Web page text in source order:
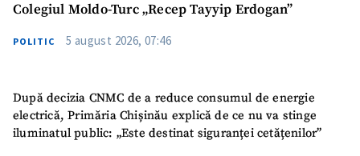
Colegiul Moldo-Turc „Recep Tayyip Erdogan”
POLITIC 5 august 2026, 07:46
După decizia CNMC de a reduce consumul de energie
electrică, Primăria Chișinău explică de ce nu va stinge
iluminatul public: „Este destinat siguranței cetățenilor”